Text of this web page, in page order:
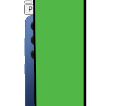
Produktdatablad